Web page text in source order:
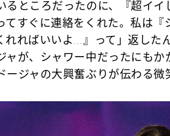
るところだったのに、『超イ
てすぐに連絡をくれた。私は
れればいいよ…』って」返した
ャが、シャワー中だったにも
ージャの大興奮ぶりが伝わる微